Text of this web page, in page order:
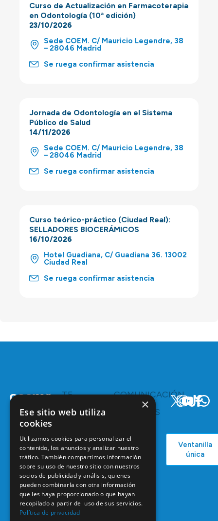
Curso de Actualización en Farmacoterapia
en Odontología (10ª edición)
23/10/2026
Sede COEM. C/ Mauricio Legendre, 38
– 28046 Madrid
Se ruega confirmar asistencia
Jornada de Odontología en el Sistema
Público de Salud
14/11/2026
Sede COEM. C/ Mauricio Legendre, 38
– 28046 Madrid
Se ruega confirmar asistencia
Curso teórico-práctico (Ciudad Real):
SELLADORES BIOCERÁMICOS
16/10/2026
Hotel Guadiana, C/ Guadiana 36. 13002
Ciudad Real
Se ruega confirmar asistencia
C/ Mauricio
Legendre,
28046
Madrid
91 561 29 05
informacion@coem.org.es
TE
Servicios y
Bolsa de
Empleo
Formación
Continuada
Tablón de
anuncios
COMUNICACIÓN
RECURSOS
Podcast
Actualidad
Ventanilla
única
×
Ese sitio web utiliza
cookies
Utilizamos cookies para personalizar el
contenido, los anuncios y analizar nuestro
tráfico. También compartimos información
sobre su uso de nuestro sitio con nuestros
socios de publicidad y análisis, quienes
pueden combinarla con otra información
que les haya proporcionado o que hayan
recopilado a partir del uso de sus servicios.
Política de privacidad